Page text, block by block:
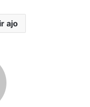
ajo